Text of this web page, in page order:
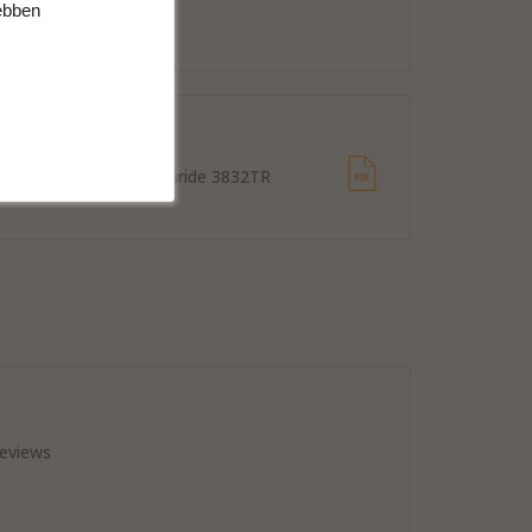
Whatsapp
Accuride 3832TR